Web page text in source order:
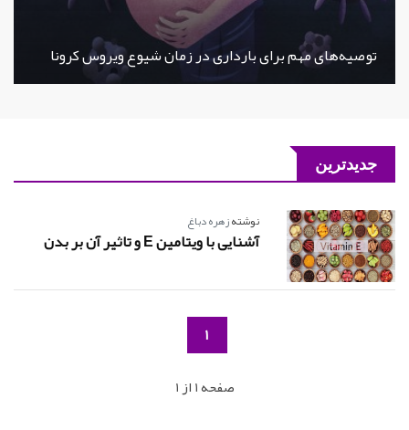
توصیه‌های مهم برای بارداری در زمان شیوع ویروس کرونا
جدیدترین
نوشتهزهره دباغ
آشنایی با ویتامین E و تاثیر آن بر بدن
1
صفحه 1 از 1